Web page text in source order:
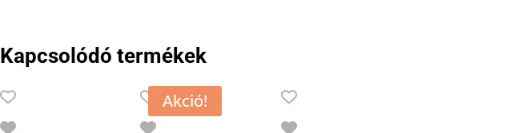
gravírozással
mennyiség
Kapcsolódó termékek
Akció!